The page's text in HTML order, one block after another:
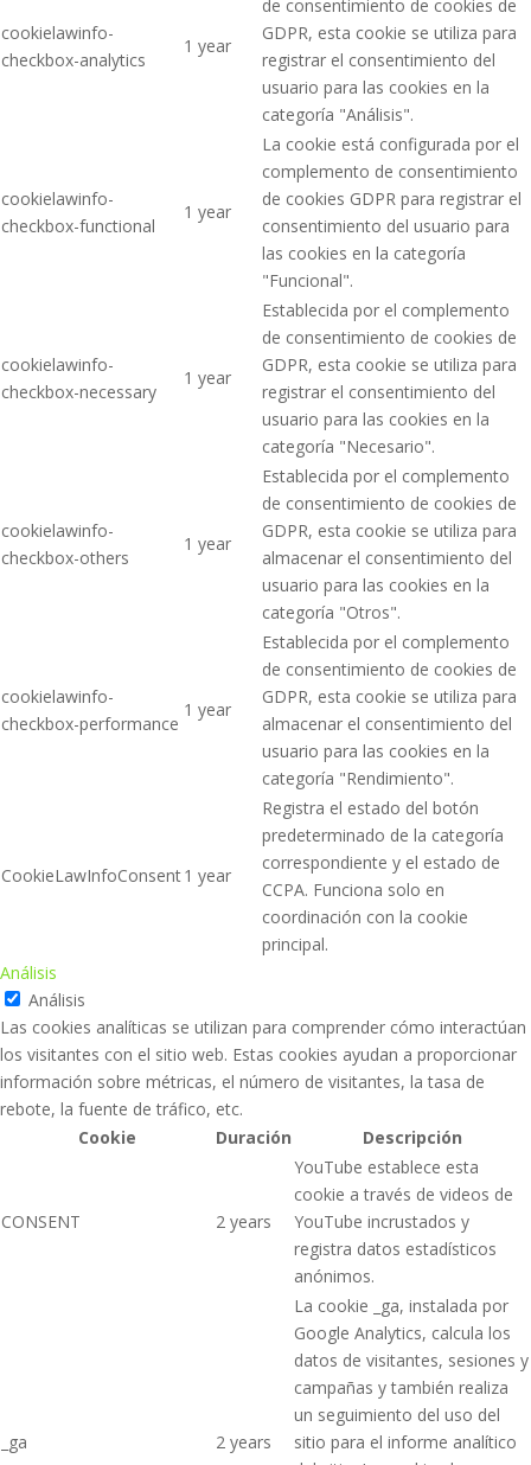
cookielawinfo-
checkbox-analytics
1 year
de consentimiento de cookies de
GDPR, esta cookie se utiliza para
registrar el consentimiento del
usuario para las cookies en la
categoría "Análisis".
cookielawinfo-
checkbox-functional
1 year
La cookie está configurada por el
complemento de consentimiento
de cookies GDPR para registrar el
consentimiento del usuario para
las cookies en la categoría
"Funcional".
cookielawinfo-
checkbox-necessary
1 year
Establecida por el complemento
de consentimiento de cookies de
GDPR, esta cookie se utiliza para
registrar el consentimiento del
usuario para las cookies en la
categoría "Necesario".
cookielawinfo-
checkbox-others
1 year
Establecida por el complemento
de consentimiento de cookies de
GDPR, esta cookie se utiliza para
almacenar el consentimiento del
usuario para las cookies en la
categoría "Otros".
cookielawinfo-
checkbox-performance
1 year
Establecida por el complemento
de consentimiento de cookies de
GDPR, esta cookie se utiliza para
almacenar el consentimiento del
usuario para las cookies en la
categoría "Rendimiento".
CookieLawInfoConsent1 year
Registra el estado del botón
predeterminado de la categoría
correspondiente y el estado de
CCPA. Funciona solo en
coordinación con la cookie
principal.
Análisis
Análisis
Las cookies analíticas se utilizan para comprender cómo interactúan
los visitantes con el sitio web. Estas cookies ayudan a proporcionar
información sobre métricas, el número de visitantes, la tasa de
rebote, la fuente de tráfico, etc.
Cookie
Duración Descripción
CONSENT 2 years
YouTube establece esta
cookie a través de videos de
YouTube incrustados y
registra datos estadísticos
anónimos.
_ga 2 years
La cookie _ga, instalada por
Google Analytics, calcula los
datos de visitantes, sesiones y
campañas y también realiza
un seguimiento del uso del
sitio para el informe analítico